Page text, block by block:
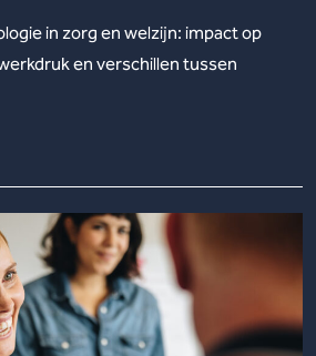
in zorg en welzijn: impact op
en verschillen tussen